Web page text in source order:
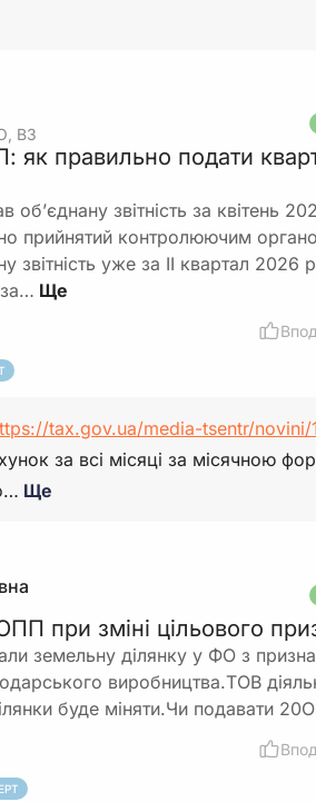
ВЗ
як правильно подати
звітність за квітень
прийнятий контролюючим
звітність уже за ІІ квартал
tax.gov.ua/media-tsentr/novini/
за всі місяці за місячною
Ще
при зміні цільового
земельну ділянку у ФО з
виробництва.ТОВ
буде міняти.Чи подавати